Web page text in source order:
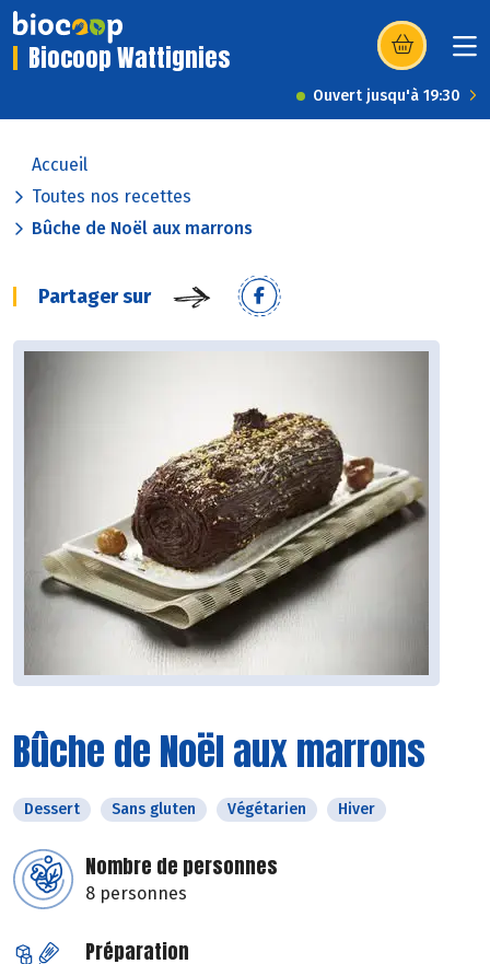
Biocoop Wattignies (s’ouvre dans
Ouvert jusqu'à 19:30
Accueil
Toutes nos recettes
Bûche de Noël aux marrons
Partager sur
Bûche de Noël aux marrons
Dessert Sans gluten Végétarien Hiver
Nombre de personnes
8 personnes
Préparation